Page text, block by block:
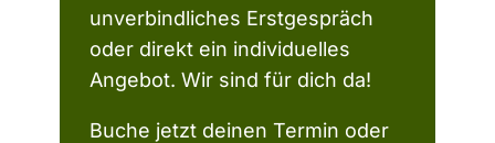
unverbindliches Erstgespräch
oder direkt ein individuelles
Angebot. Wir sind für dich da!
Buche jetzt deinen Termin oder